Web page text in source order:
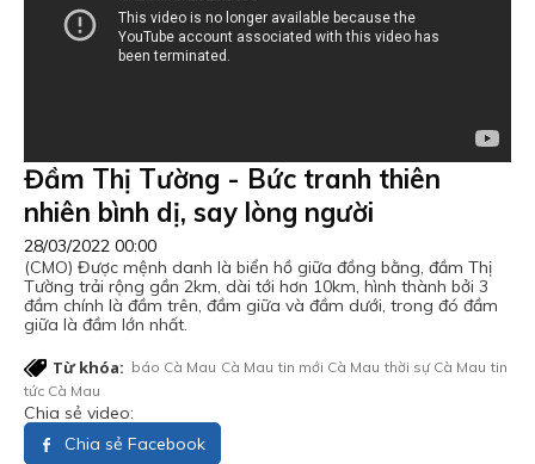
Đầm Thị Tường - Bức tranh thiên
nhiên bình dị, say lòng người
28/03/2022 00:00
(CMO) Được mệnh danh là biển hồ giữa đồng bằng, đầm Thị
Tường trải rộng gần 2km, dài tới hơn 10km, hình thành bởi 3
đầm chính là đầm trên, đầm giữa và đầm dưới, trong đó đầm
giữa là đầm lớn nhất.
Từ khóa: báo Cà Mau Cà Mau tin mới Cà Mau thời sự Cà Mau tin
tức Cà Mau
Chia sẻ video:
Chia sẻ Facebook